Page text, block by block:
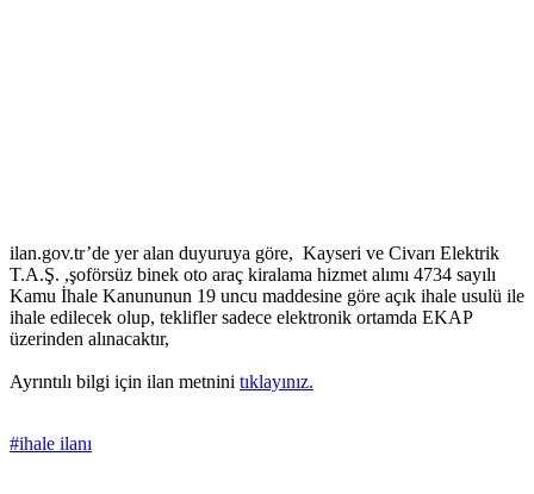
ilan.gov.tr’de yer alan duyuruya göre, Kayseri ve Civarı Elektrik
T.A.Ş. ,şoförsüz binek oto araç kiralama hizmet alımı 4734 sayılı
Kamu İhale Kanununun 19 uncu maddesine göre açık ihale usulü ile
ihale edilecek olup, teklifler sadece elektronik ortamda EKAP
üzerinden alınacaktır,
Ayrıntılı bilgi için ilan metnini tıklayınız.
#ihale ilanı